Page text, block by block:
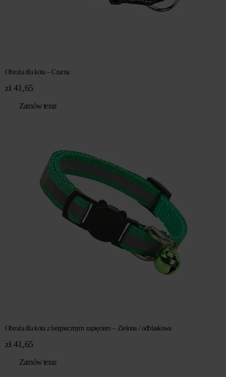
Obroża dla kota – Czarna
zł41,65
Zamów teraz
Obroża dla kota z bezpiecznym zapięciem – Zielona / odblaskowa
zł41,65
Zamów teraz